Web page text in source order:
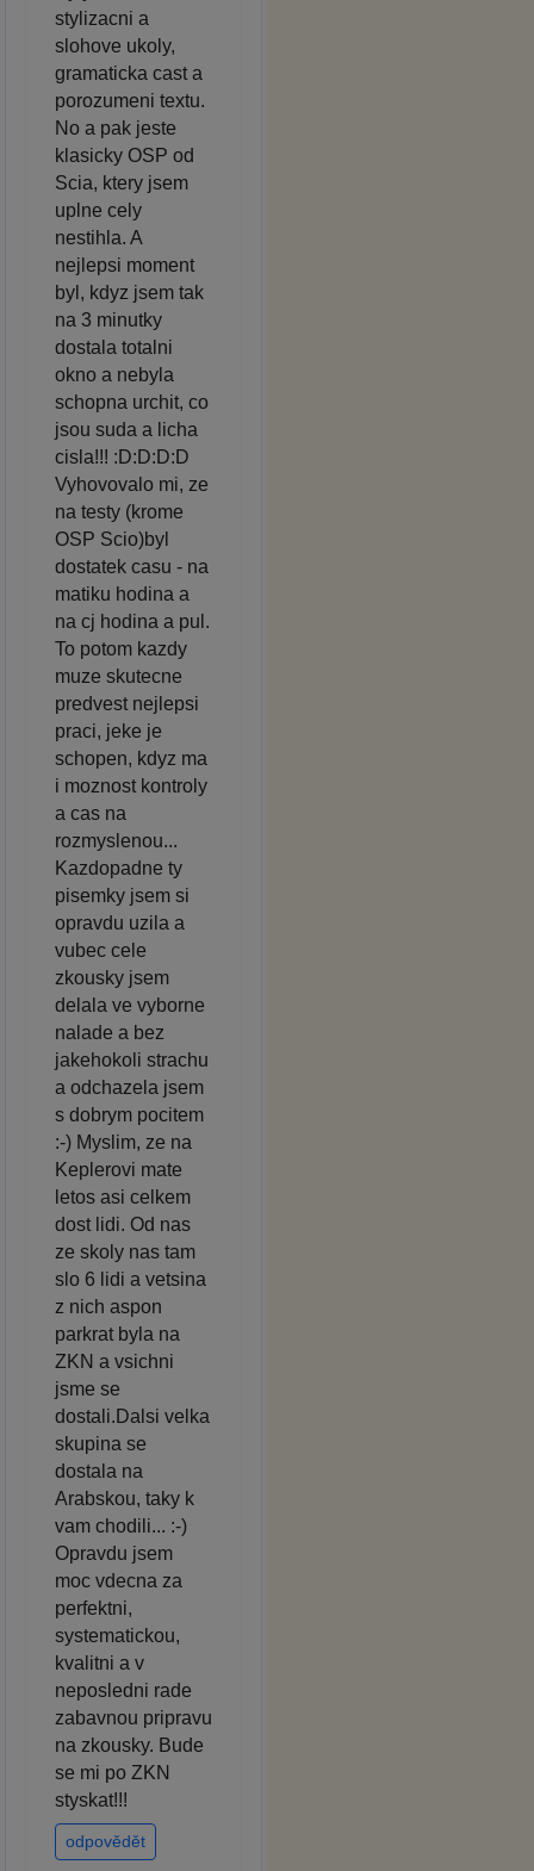
stylizacni a
slohove ukoly,
gramaticka cast a
porozumeni textu.
No a pak jeste
klasicky OSP od
Scia, ktery jsem
uplne cely
nestihla. A
nejlepsi moment
byl, kdyz jsem tak
na 3 minutky
dostala totalni
okno a nebyla
schopna urchit, co
jsou suda a licha
cisla!!! :D:D:D:D
Vyhovovalo mi, ze
na testy (krome
OSP Scio)byl
dostatek casu - na
matiku hodina a
na cj hodina a pul.
To potom kazdy
muze skutecne
predvest nejlepsi
praci, jeke je
schopen, kdyz ma
i moznost kontroly
a cas na
rozmyslenou...
Kazdopadne ty
pisemky jsem si
opravdu uzila a
vubec cele
zkousky jsem
delala ve vyborne
nalade a bez
jakehokoli strachu
a odchazela jsem
s dobrym pocitem
:-) Myslim, ze na
Keplerovi mate
letos asi celkem
dost lidi. Od nas
ze skoly nas tam
slo 6 lidi a vetsina
z nich aspon
parkrat byla na
ZKN a vsichni
jsme se
dostali.Dalsi velka
skupina se
dostala na
Arabskou, taky k
vam chodili... :-)
Opravdu jsem
moc vdecna za
perfektni,
systematickou,
kvalitni a v
neposledni rade
zabavnou pripravu
na zkousky. Bude
se mi po ZKN
styskat!!!
odpovědět